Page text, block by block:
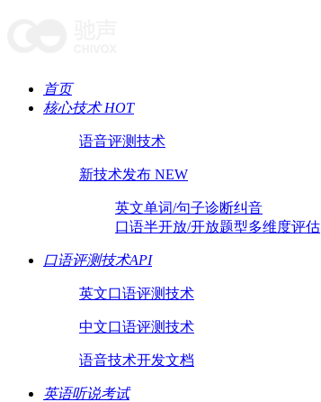
首页
核心技术 HOT
语音评测技术
新技术发布 NEW
英文单词/句子诊断纠音
口语半开放/开放题型多维度评估
口语评测技术API
英文口语评测技术
中文口语评测技术
语音技术开发文档
英语听说考试